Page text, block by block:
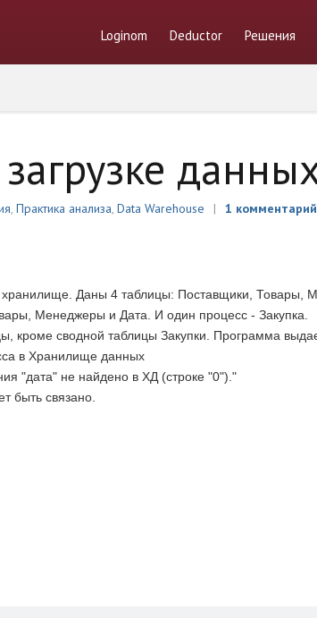
Loginom Deductor Решения
, Практика анализа, Data Warehouse 1 комментарий
Даны 4 таблицы: Поставщики, Товары,
Менеджеры и Дата. И один процесс - Закупка.
кроме сводной таблицы Закупки. Программа
в Хранилище данных
"дата" не найдено в ХД (строке "0")."
быть связано.